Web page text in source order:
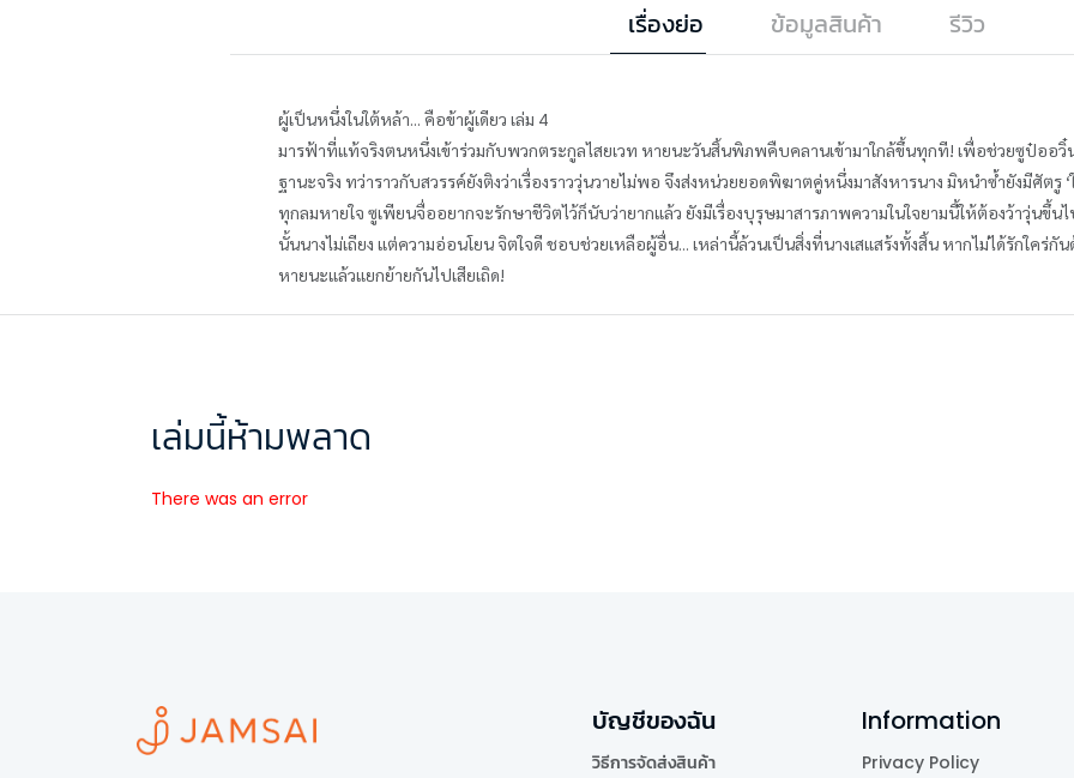
เรื่องย่อ ข้อมูลสินค้า รีวิว
ผู้เป็นหนึ่งในใต้หล้า... คือข้าผู้เดียว เล่ม 4
มารฟ้าที่แท้จริงตนหนึ่งเข้าร่วมกับพวกตระกูลไสยเวท หายนะวันสิ้นพิภพคืบคลานเข้ามาใกล้ขึ้นทุกที! เพื่อช่วยซูป๋ออวิ๋
ฐานะจริง ทว่าราวกับสวรรค์ยังติงว่าเรื่องราววุ่นวายไม่พอ จึงส่งหน่วยยอดพิฆาตคู่หนึ่งมาสังหารนาง มิหนำซ้ำยังมีศัตรู
ทุกลมหายใจ ซูเพียนจื่ออยากจะรักษาชีวิตไว้ก็นับว่ายากแล้ว ยังมีเรื่องบุรุษมาสารภาพความในใจยามนี้ให้ต้องว้าวุ่นขึ้น
นั้นนางไม่เถียง แต่ความอ่อนโยน จิตใจดี ชอบช่วยเหลือผู้อื่น... เหล่านี้ล้วนเป็นสิ่งที่นางเสแสร้งทั้งสิ้น หากไม่ได้รักใคร่
หายนะแล้วแยกย้ายกันไปเสียเถิด!
เล่มนี้ห้ามพลาด
There was an error
บัญชีของฉัน
วิธีการจัดส่งสินค้า
Information
Privacy Policy